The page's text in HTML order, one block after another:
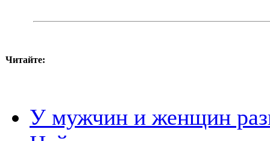
Читайте:
У мужчин и женщин